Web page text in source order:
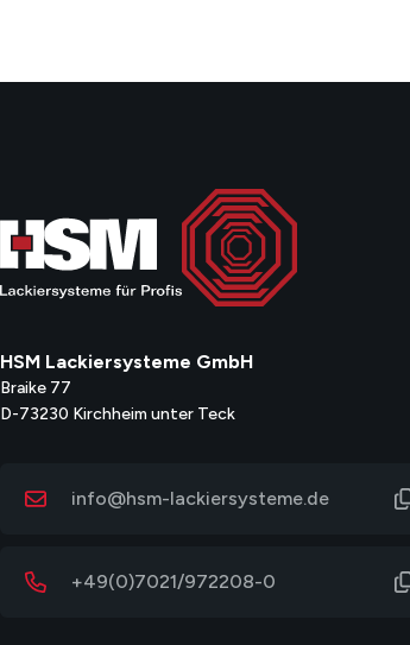
HSM Lackiersysteme GmbH
Braike 77
D-73230 Kirchheim unter Teck
info@hsm-lackiersysteme.de
+49(0)7021/972208-0